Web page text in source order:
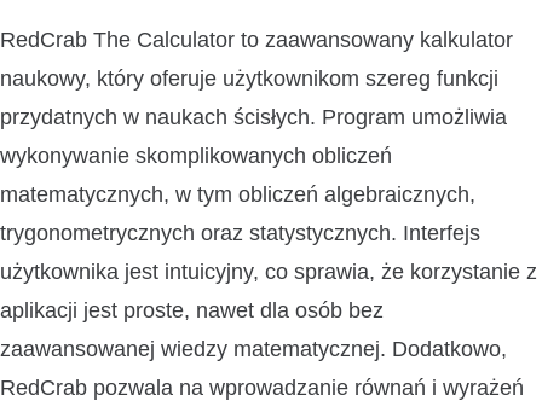
RedCrab The Calculator to zaawansowany kalkulator
naukowy, który oferuje użytkownikom szereg funkcji
przydatnych w naukach ścisłych. Program umożliwia
wykonywanie skomplikowanych obliczeń
matematycznych, w tym obliczeń algebraicznych,
trygonometrycznych oraz statystycznych. Interfejs
użytkownika jest intuicyjny, co sprawia, że korzystanie z
aplikacji jest proste, nawet dla osób bez
zaawansowanej wiedzy matematycznej. Dodatkowo,
RedCrab pozwala na wprowadzanie równań i wyrażeń